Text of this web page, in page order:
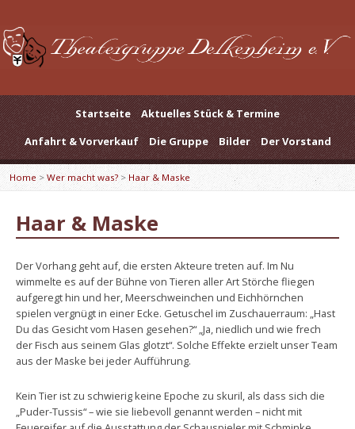
Startseite
Aktuelles Stück & Termine
Anfahrt & Vorverkauf
Die Gruppe Bilder Der Vorstand
Home > Wer macht was? > Haar & Maske
Haar & Maske
Der Vorhang geht auf, die ersten Akteure treten auf. Im Nu
wimmelte es auf der Bühne von Tieren aller Art Störche fliegen
aufgeregt hin und her, Meerschweinchen und Eichhörnchen
spielen vergnügt in einer Ecke. Getuschel im Zuschauerraum: „Hast
Du das Gesicht vom Hasen gesehen?“ „Ja, niedlich und wie frech
der Fisch aus seinem Glas glotzt“. Solche Effekte erzielt unser Team
aus der Maske bei jeder Aufführung.
Kein Tier ist zu schwierig keine Epoche zu skuril, als dass sich die
„Puder-Tussis“ – wie sie liebevoll genannt werden – nicht mit